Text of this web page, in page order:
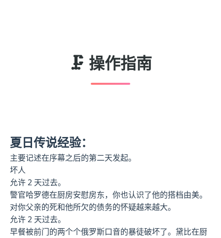
🗜️ 操作指南
夏日传说经验：
主要记述在序幕之后的第二天发起。
坏人
允许 2 天过去。
警官哈罗德在厨房安慰房东，你也认识了他的搭档由美。
对你父亲的死和他所欠的债务的怀疑越来越大。
允许 2 天过去。
早餐被前门的两个个俄罗斯口音的暴徒破坏了。黛比在厨